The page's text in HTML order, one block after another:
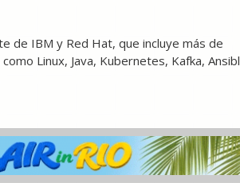
de IBM y Red Hat, que incluye más de
Linux, Java, Kubernetes, Kafka,